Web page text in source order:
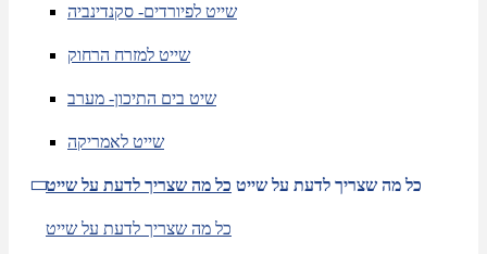
שייט לפיורדים- סקנדינביה
שייט למזרח הרחוק
שיט בים התיכון- מערב
שייט לאמריקה
כל מה שצריך לדעת על שייט כל מה שצריך לדעת על שייט
כל מה שצריך לדעת על שייט